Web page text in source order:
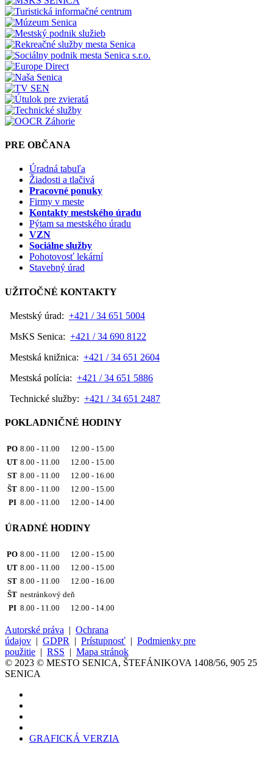
PRE OBČANA
Úradná tabuľa
Žiadosti a tlačivá
Pracovné ponuky
Firmy v meste
Kontakty mestského úradu
Pýtam sa mestského úradu
VZN
Sociálne služby
Pohotovosť lekární
Stavebný úrad
UŽITOČNÉ KONTAKTY
Mestský úrad: +421 / 34 651 5004
MsKS Senica: +421 / 34 690 8122
Mestská knižnica: +421 / 34 651 2604
Mestská polícia: +421 / 34 651 5886
Technické služby: +421 / 34 651 2487
POKLADNIČNÉ HODINY
PO 8.00 - 11.00 12.00 - 15.00
UT 8.00 - 11.00 12.00 - 15.00
ST 8.00 - 11.00 12.00 - 16.00
ŠT 8.00 - 11.00 12.00 - 15.00
PI 8.00 - 11.00 12.00 - 14.00
ÚRADNÉ HODINY
PO 8.00 - 11.00 12.00 - 15.00
UT 8.00 - 11.00 12.00 - 15.00
ST 8.00 - 11.00 12.00 - 16.00
ŠT nestránkový deň
PI 8.00 - 11.00 12.00 - 14.00
Autorské práva | Ochrana
údajov | GDPR | Prístupnosť | Podmienky pre
použitie | RSS | Mapa stránok
© 2023 © MESTO SENICA, ŠTEFÁNIKOVA 1408/56, 905 25
SENICA
GRAFICKÁ VERZIA